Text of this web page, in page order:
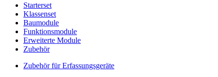
Starterset
Klassenset
Baumodule
Funktionsmodule
Erweiterte Module
Zubehör
Zubehör für Erfassungsgeräte